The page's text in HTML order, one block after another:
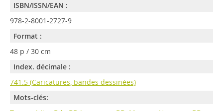
ISBN/ISSN/EAN :
978-2-8001-2727-9
Format :
48 p / 30 cm
Index. décimale :
741.5 (Caricatures, bandes dessinées)
Mots-clés: